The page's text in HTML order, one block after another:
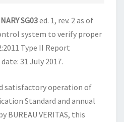
SG03ed. 1, rev. 2 as of
system to verify proper
Type II Report
31 July 2017.
satisfactory operation of
Standard and annual
BUREAU VERITAS, this